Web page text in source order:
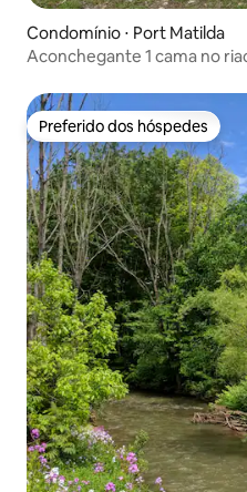
Condomínio ⋅ Port Matilda
Aconchegante 1 cama no
Preferido dos hóspedes
Preferido dos hóspedes